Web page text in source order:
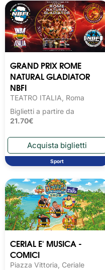
GRAND PRIX ROME
NATURAL GLADIATOR
NBFI
TEATRO ITALIA, Roma
Biglietti a partire da
21.70€
Sport
CERIAL E' MUSICA -
COMICI
Piazza Vittoria, Ceriale